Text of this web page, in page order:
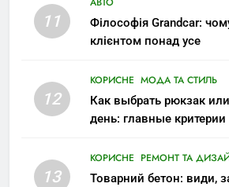
11
Філософія Grandcar:
клієнтом понад усе
12
КОРИСНЕ МОДА ТА СТИЛЬ
Как выбрать рюкзак
день: главные критерии
13
КОРИСНЕ РЕМОНТ ТА
Товарний бетон: види,